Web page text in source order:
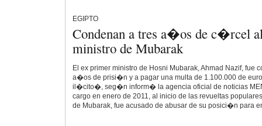
EGIPTO
Condenan a tres a�os de c�rcel
ministro de Mubarak
El ex primer ministro de Hosni Mubarak, Ahmad Nazif, fue
a�os de prisi�n y a pagar una multa de 1.100.000 de
il�cito�, seg�n inform� la agencia oficial de noticias
cargo en enero de 2011, al inicio de las revueltas
de Mubarak, fue acusado de abusar de su posici�n para